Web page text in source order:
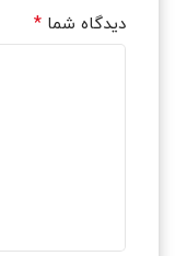
دیدگاه شما *